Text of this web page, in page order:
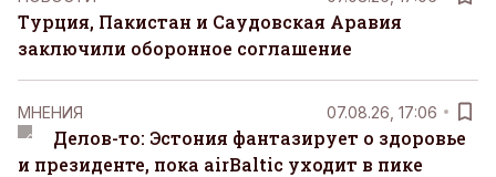
Турция, Пакистан и Саудовская Аравия
заключили оборонное соглашение
MНЕНИЯ 07.08.26, 17:06
Делов-то: Эстония фантазирует о здоровье
и президенте, пока airBaltic уходит в пике